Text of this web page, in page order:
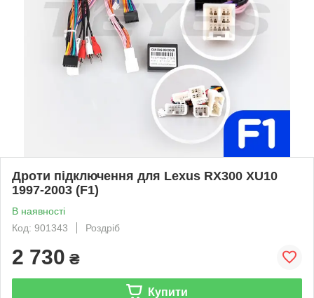
Дроти підключення для Lexus RX300 XU10
1997-2003 (F1)
В наявності
Код: 901343
Роздріб
2 730 ₴
Купити